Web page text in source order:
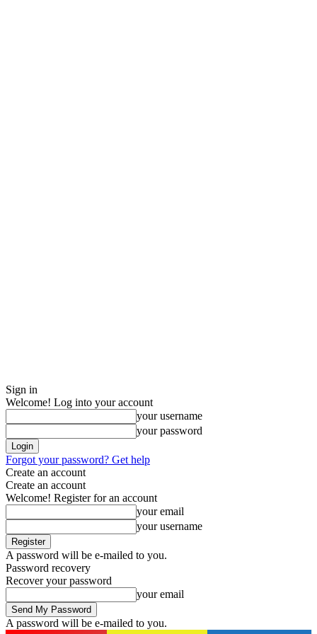
Sign in
Welcome! Log into your account
your username
your password
Forgot your password? Get help
Create an account
Create an account
Welcome! Register for an account
your email
your username
A password will be e-mailed to you.
Password recovery
Recover your password
your email
A password will be e-mailed to you.